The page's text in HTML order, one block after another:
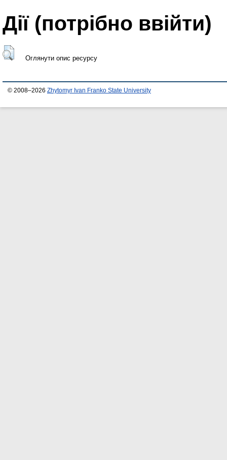
Дії ​​(потрібно ввійти)
Оглянути опис ресурсу
© 2008–2026 Zhytomyr Ivan Franko State University